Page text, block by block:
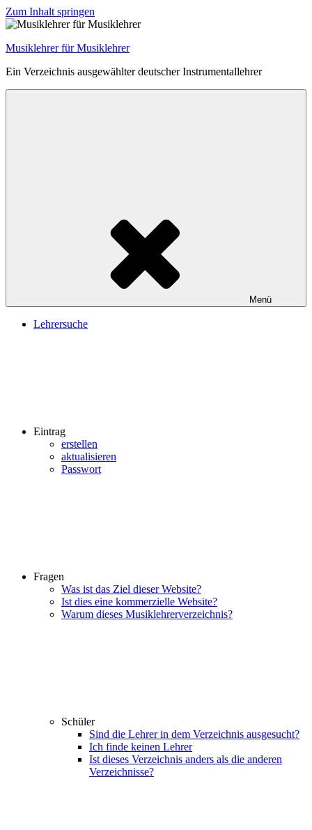
Zum Inhalt springen
Musiklehrer für Musiklehrer
Ein Verzeichnis ausgewählter deutscher Instrumentallehrer
Menü
Lehrersuche
Eintrag
erstellen
aktualisieren
Passwort
Fragen
Was ist das Ziel dieser Website?
Ist dies eine kommerzielle Website?
Warum dieses Musiklehrerverzeichnis?
Schüler
Sind die Lehrer in dem Verzeichnis ausgesucht?
Ich finde keinen Lehrer
Ist dieses Verzeichnis anders als die anderen
Verzeichnisse?